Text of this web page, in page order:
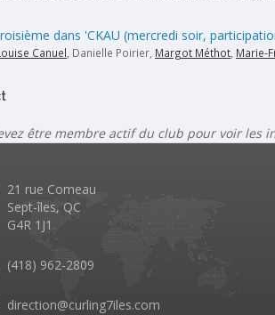
dans 'CKAU (mercredi soir,
Canuel, Danielle Poirier, Margot Méthot, Marie-
être membre actif du club pour voir les
21 rue Comeau
Sept-îles, QC
G4R 1J1
(418) 962-2809
direction@curling7iles.com